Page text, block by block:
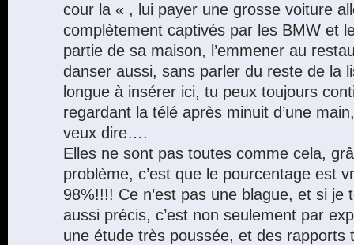
cour la « , lui payer une grosse voiture
complètement captivés par les BMW et
partie de sa maison, l’emmener au
danser aussi, sans parler du reste de la
longue à insérer ici, tu peux toujours
regardant la télé après minuit d’une
veux dire….
Elles ne sont pas toutes comme cela,
problème, c’est que le pourcentage est
98%!!!! Ce n’est pas une blague, et si je
aussi précis, c’est non seulement par
une étude très poussée, et des rapports